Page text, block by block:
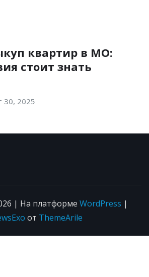
квартир в МО:
стоит знать
30, 2025
| На платформе WordPress |
от ThemeArile